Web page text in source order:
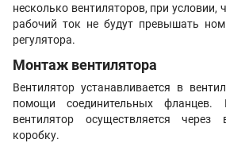
несколько вентиляторов, при
рабочий ток не будут превышать
регулятора.
Монтаж вентилятора
Вентилятор устанавливается в
помощи соединительных
вентилятор осуществляется
коробку.